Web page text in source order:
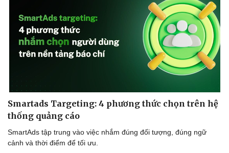
Doanh nghiệp
Vì cộng đồng
Công nghệ
Sành điệu
Tin Công nghệ
Chuyển đổi số
Smartads Targeting: 4 phương thức chọn trên hệ
thống quảng cáo
SmartAds tập trung vào việc nhắm đúng đối tượng, đúng ngữ
cảnh và thời điểm để tối ưu.